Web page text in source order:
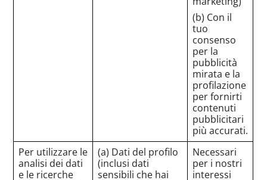
(b) Con il
tuo
consenso
per la
pubblicità
mirata e la
profilazione
per fornirti
contenuti
pubblicitari
più accurati.
Per utilizzare le
analisi dei dati
e le ricerche
(a) Dati del profilo
(inclusi dati
sensibili che hai
Necessari
per i nostri
interessi